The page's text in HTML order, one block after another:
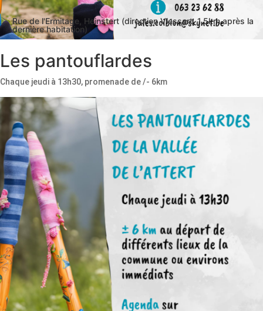
Rue de l'Ermitage, Heinstert (direction Vlessart, 1.5km après la
dernière habitation)
Les pantouflardes
Chaque jeudi à 13h30, promenade de /- 6km